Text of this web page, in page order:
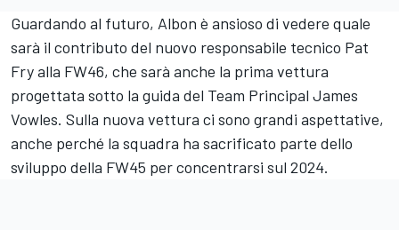
Guardando al futuro, Albon è ansioso di vedere quale
sarà il contributo del nuovo responsabile tecnico Pat
Fry alla FW46, che sarà anche la prima vettura
progettata sotto la guida del Team Principal James
Vowles. Sulla nuova vettura ci sono grandi aspettative,
anche perché la squadra ha sacrificato parte dello
sviluppo della FW45 per concentrarsi sul 2024.